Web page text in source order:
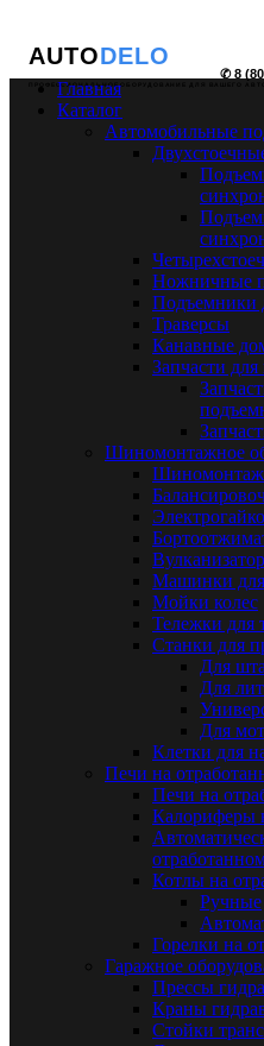
AUTODELO
ПРОФЕССИОНАЛЬНОЕ ОБОРУДОВАНИЕ ДЛЯ ВАШЕГО
✆ 8
Главная
Каталог
Автомобильные
Ножничные
Подъемники
Траверсы
Канавные
Запчасти
Шиномонтажное
Машинки для
Мойки колес
Тележки для
Станки для
Для
Для
Для
Клетки для
Печи на
Печи на
Калориферы
Котлы на
Ручные
Горелки на
Гаражное
Прессы
Краны
Стойки